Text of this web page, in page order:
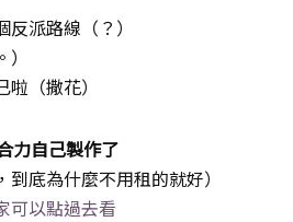
派路線（？）
（撒花）
力自己製作了
到底為什麼不用租的就好）
可以點過去看